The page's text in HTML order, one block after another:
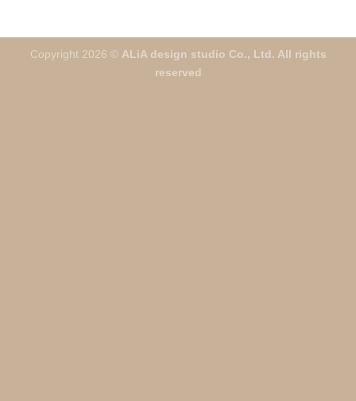
Copyright 2026 © ALiA design studio Co., Ltd. All rights
reserved